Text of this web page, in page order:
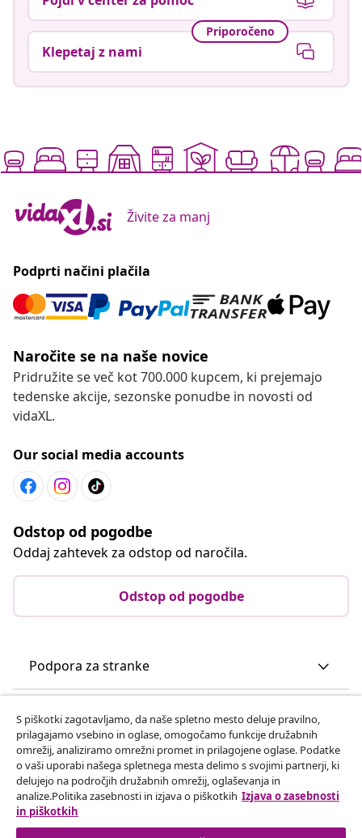
Živite za manj
Podprti načini plačila
Naročite se na naše novice
tedenske akcije, sezonske ponudbe in novosti od
vidaXL.
Our social media accounts
Oddaj zahtevek za odstop od naročila.
Odstop od pogodbe
Podpora za stranke
Poslovanje
vidaXL
Odkrijte več
© 2008-2026 vidaXL Spletna stran www.vidaxl.si je last vidaXL
Marketplace Europe B.V.
S piškotki zagotavljamo, da naše spletno mesto deluje pravilno,
prilagajamo vsebino in oglase, omogočamo funkcije družabnih
omrežij, analiziramo omrežni promet in prilagojene oglase. Podatke
o vaši uporabi našega spletnega mesta delimo s svojimi partnerji, ki
delujejo na področjih družabnih omrežij, oglaševanja in
analize.Politika zasebnosti in izjava o piškotkih Izjava o zasebnosti
in piškotkih